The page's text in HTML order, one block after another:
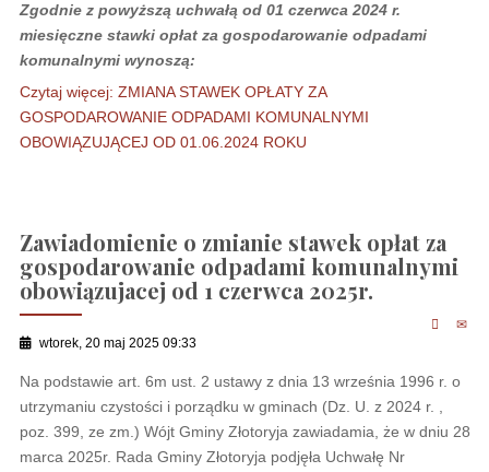
Zgodnie z powyższą uchwałą od 01 czerwca 2024 r.
miesięczne stawki opłat za gospodarowanie odpadami
komunalnymi wynoszą:
Czytaj więcej: ZMIANA STAWEK OPŁATY ZA
GOSPODAROWANIE ODPADAMI KOMUNALNYMI
OBOWIĄZUJĄCEJ OD 01.06.2024 ROKU
Zawiadomienie o zmianie stawek opłat za
gospodarowanie odpadami komunalnymi
obowiązujacej od 1 czerwca 2025r.
wtorek, 20 maj 2025 09:33
Na podstawie art. 6m ust. 2 ustawy z dnia 13 września 1996 r. o
utrzymaniu czystości i porządku w gminach (Dz. U. z 2024 r. ,
poz. 399, ze zm.) Wójt Gminy Złotoryja zawiadamia, że w dniu 28
marca 2025r. Rada Gminy Złotoryja podjęła Uchwałę Nr